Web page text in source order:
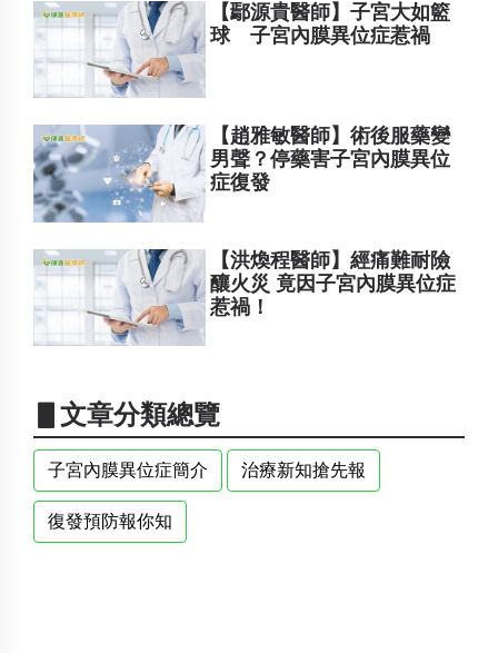
【鄢源貴醫師】子宮大如籃
球 子宮內膜異位症惹禍
【趙雅敏醫師】術後服藥變
男聲？停藥害子宮內膜異位
症復發
【洪煥程醫師】經痛難耐險
釀火災 竟因子宮內膜異位症
惹禍！
▋文章分類總覽
子宮內膜異位症簡介 治療新知搶先報
復發預防報你知